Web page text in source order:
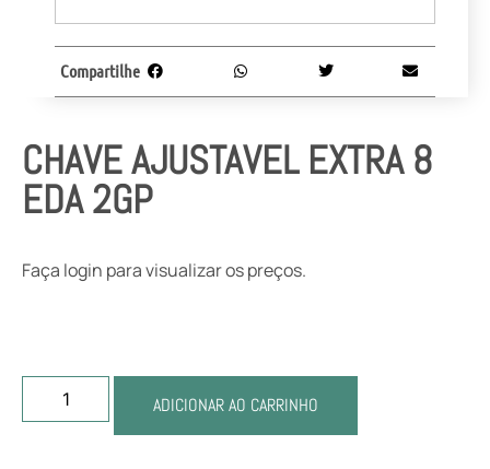
CHAVE AJUSTAVEL EXTRA 8
EDA 2GP
Faça login para visualizar os preços.
ADICIONAR AO CARRINHO
Compartilhe